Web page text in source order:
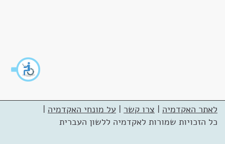
לאתר האקדמיה | צרו קשר | על מונחי האקדמיה |
כל הזכויות שמורות לאקדמיה ללשון העברית